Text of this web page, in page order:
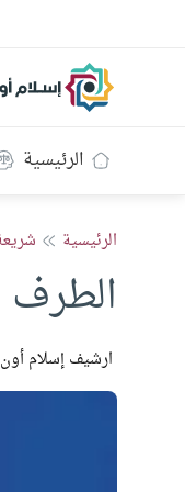
الرئيسية
الرئيسية
الطرف
ارشيف إسلام